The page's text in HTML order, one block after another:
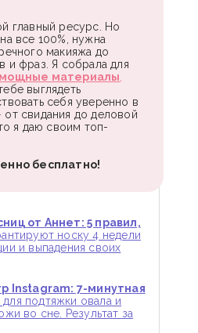
главный ресурс. Но
все 100%, нужна
макияжа до
и фраз. Я собрала для
материалы,
выглядеть
себя уверенно в
свидания до деловой
я даю своим топ-
бесплатно!
от Аннет: 5 правил,
носку 4 недели
и выпадения своих
Instagram: 7-минутная
для подтяжки овала и
во сне. Результат за